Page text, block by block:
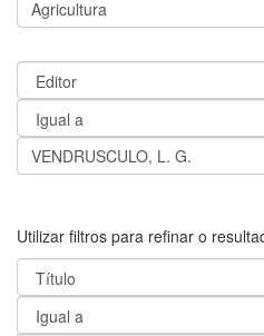
Utilizar filtros para refinar o